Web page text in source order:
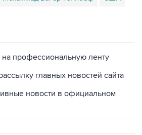
на профессиональную ленту
главных новостей сайта
новости в официальном